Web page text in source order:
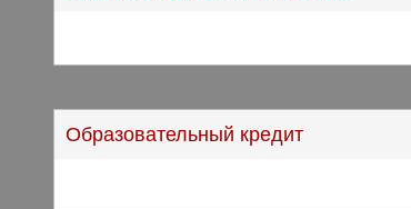
Образовательный кредит